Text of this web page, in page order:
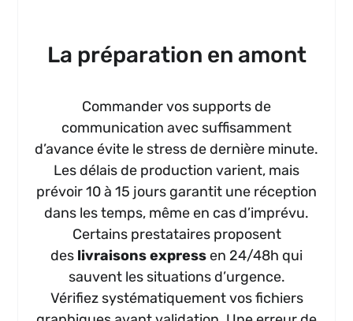
La préparation en amont
Commander vos supports de
communication avec suffisamment
d’avance évite le stress de dernière minute.
Les délais de production varient, mais
prévoir 10 à 15 jours garantit une réception
dans les temps, même en cas d’imprévu.
Certains prestataires proposent
des livraisons express en 24/48h qui
sauvent les situations d’urgence.
Vérifiez systématiquement vos fichiers